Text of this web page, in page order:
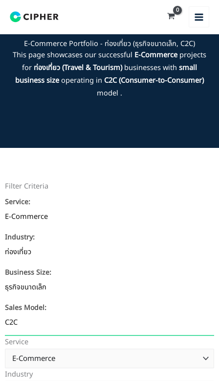
E-Commerce Portfolio - ท่องเที่ยว (ธุรกิจขนาดเล็ก, C2C)
This page showcases our successful E-Commerce projects
for ท่องเที่ยว (Travel & Tourism)businesses with small
business sizeoperating in C2C (Consumer-to-Consumer)
model .
Filter Criteria
Service:
E-Commerce
Industry:
ท่องเที่ยว
Business Size:
ธุรกิจขนาดเล็ก
Sales Model:
C2C
Service
Industry